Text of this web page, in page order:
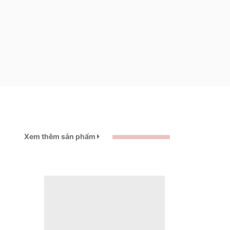
Xem thêm sản phẩm